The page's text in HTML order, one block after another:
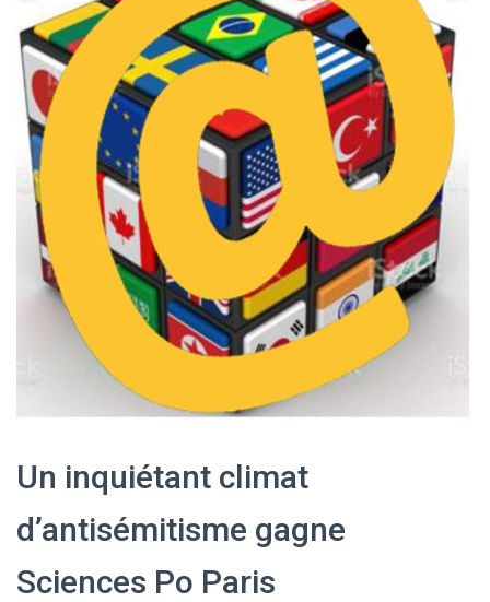
Un inquiétant climat
d’antisémitisme gagne
Sciences Po Paris